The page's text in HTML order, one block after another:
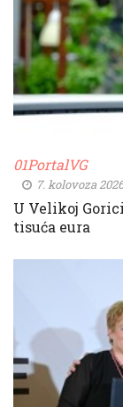
01PortalVG
7. kolovoza
U Velikoj
tisuća eura